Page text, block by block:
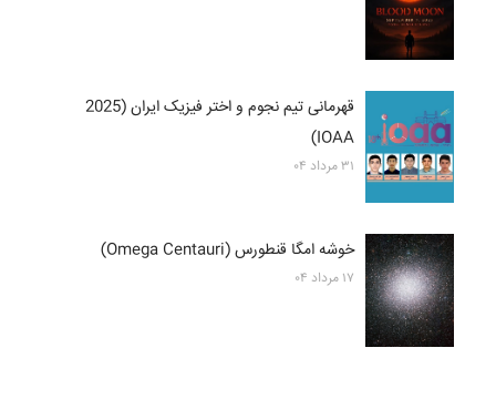
قهرمانی تیم نجوم و اختر فیزیک ایران (2025
IOAA)
۳۱ مرداد ۰۴
خوشه امگا قنطورس (Omega Centauri)
۱۷ مرداد ۰۴